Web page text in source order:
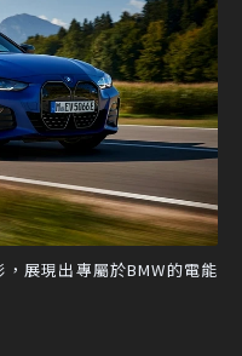
展現出專屬於BMW的電能